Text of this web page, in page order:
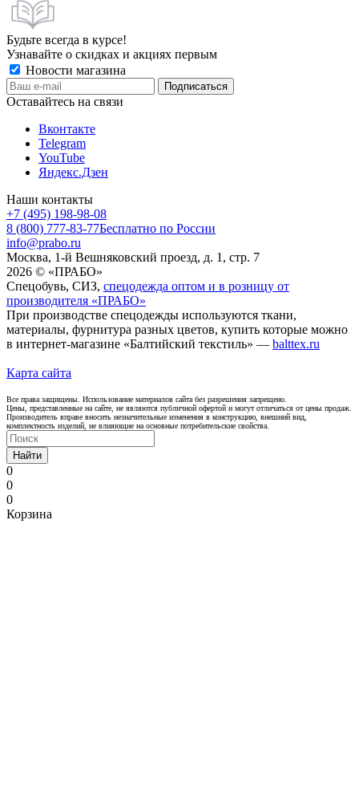
Будьте всегда в курсе!
Узнавайте о скидках и акциях первым
Новости магазина
Оставайтесь на связи
Вконтакте
Telegram
YouTube
Яндекс.Дзен
Наши контакты
+7 (495) 198-98-08
8 (800) 777-83-77Бесплатно по России
info@prabo.ru
Москва, 1-й Вешняковский проезд, д. 1, стр. 7
2026 © «ПРАБО»
Спецобувь, СИЗ, спецодежда оптом и в розницу от
производителя «ПРАБО»
При производстве спецодежды используются ткани,
материалы, фурнитура разных цветов, купить которые можно
в интернет-магазине «Балтийский текстиль» — balttex.ru
Карта сайта
Все права защищены. Использование материалов сайта без разрешения запрещено.
Цены, представленные на сайте, не являются публичной офертой и могут отличаться от цены продаж.
Производитель вправе вносить незначительные изменения в конструкцию, внешний вид,
комплектность изделий, не влияющие на основные потребительские свойства.
Найти
0
0
0
Корзина